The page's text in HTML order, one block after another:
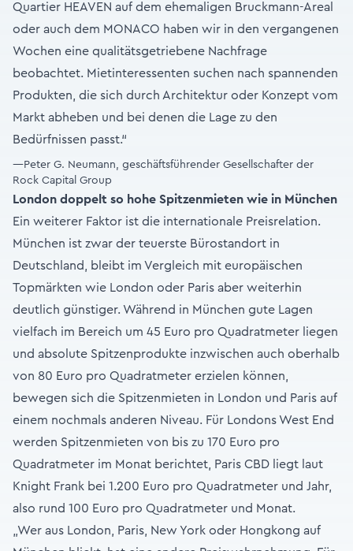
Quartier HEAVEN auf dem ehemaligen Bruckmann-Areal
oder auch dem MONACO haben wir in den vergangenen
Wochen eine qualitätsgetriebene Nachfrage
beobachtet. Mietinteressenten suchen nach spannenden
Produkten, die sich durch Architektur oder Konzept vom
Markt abheben und bei denen die Lage zu den
Bedürfnissen passt.“
—Peter G. Neumann, geschäftsführender Gesellschafter der
Rock Capital Group
London doppelt so hohe Spitzenmieten wie in München
Ein weiterer Faktor ist die internationale Preisrelation.
München ist zwar der teuerste Bürostandort in
Deutschland, bleibt im Vergleich mit europäischen
Topmärkten wie London oder Paris aber weiterhin
deutlich günstiger. Während in München gute Lagen
vielfach im Bereich um 45 Euro pro Quadratmeter liegen
und absolute Spitzenprodukte inzwischen auch oberhalb
von 80 Euro pro Quadratmeter erzielen können,
bewegen sich die Spitzenmieten in London und Paris auf
einem nochmals anderen Niveau. Für Londons West End
werden Spitzenmieten von bis zu 170 Euro pro
Quadratmeter im Monat berichtet, Paris CBD liegt laut
Knight Frank bei 1.200 Euro pro Quadratmeter und Jahr,
also rund 100 Euro pro Quadratmeter und Monat.
„Wer aus London, Paris, New York oder Hongkong auf